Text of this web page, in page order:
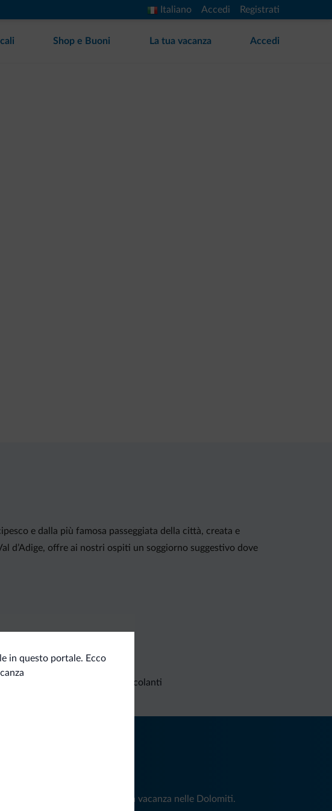
Italiano Accedi Registrati
Shop e Buoni La tua vacanza Accedi
e dalla più famosa passeggiata della città, creata e
d’Adige, offre ai nostri ospiti un soggiorno suggestivo dove
in questo portale. Ecco
Richieste non vincolanti
esclusive e news per la tua vacanza nelle Dolomiti.